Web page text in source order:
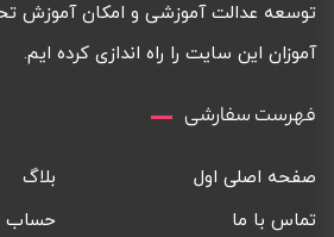
توسعه عدالت آموزشی و امکان آموزش
آموزان این سایت را راه اندازی کرده ایم.
فهرست سفارشی
صفحه اصلی اول
بلاگ
تماس با ما
حساب